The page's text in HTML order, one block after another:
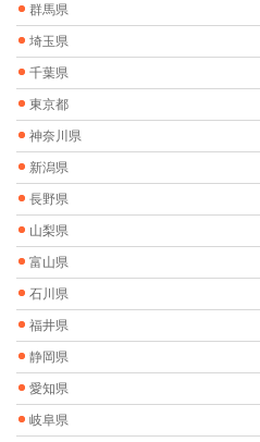
群馬県
埼玉県
千葉県
東京都
神奈川県
新潟県
長野県
山梨県
富山県
石川県
福井県
静岡県
愛知県
岐阜県